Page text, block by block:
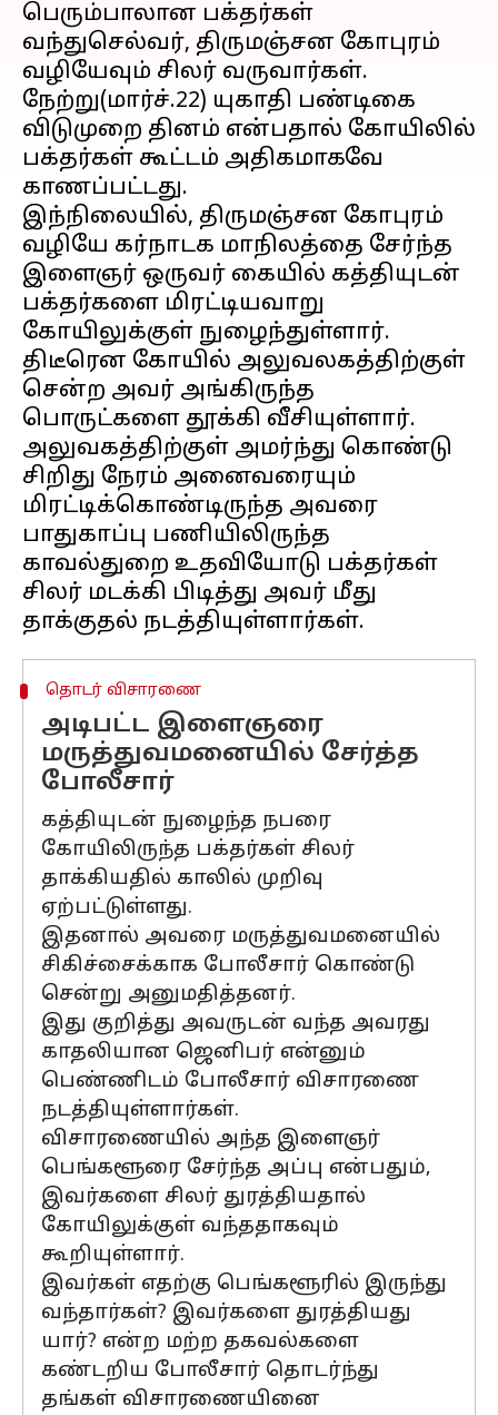
பெரும்பாலான பக்தர்கள்
வந்துசெல்வர், திருமஞ்சன கோபுரம்
வழியேவும் சிலர் வருவார்கள்.
நேற்று(மார்ச்.22) யுகாதி பண்டிகை
விடுமுறை தினம் என்பதால் கோயிலில்
பக்தர்கள் கூட்டம் அதிகமாகவே
காணப்பட்டது.
இந்நிலையில், திருமஞ்சன கோபுரம்
வழியே கர்நாடக மாநிலத்தை சேர்ந்த
இளைஞர் ஒருவர் கையில் கத்தியுடன்
பக்தர்களை மிரட்டியவாறு
கோயிலுக்குள் நுழைந்துள்ளார்.
திடீரென கோயில் அலுவலகத்திற்குள்
சென்ற அவர் அங்கிருந்த
பொருட்களை தூக்கி வீசியுள்ளார்.
அலுவகத்திற்குள் அமர்ந்து கொண்டு
சிறிது நேரம் அனைவரையும்
மிரட்டிக்கொண்டிருந்த அவரை
பாதுகாப்பு பணியிலிருந்த
காவல்துறை உதவியோடு பக்தர்கள்
சிலர் மடக்கி பிடித்து அவர் மீது
தொடர் விசாரணை
அடிபட்ட இளைஞரை
மருத்துவமனையில் சேர்த்த
போலீசார்
கத்தியுடன் நுழைந்த நபரை
கோயிலிருந்த பக்தர்கள் சிலர்
தாக்கியதில் காலில் முறிவு
ஏற்பட்டுள்ளது.
இதனால் அவரை மருத்துவமனையில்
சிகிச்சைக்காக போலீசார் கொண்டு
சென்று அனுமதித்தனர்.
இது குறித்து அவருடன் வந்த அவரது
காதலியான ஜெனிபர் என்னும்
பெண்ணிடம் போலீசார் விசாரணை
நடத்தியுள்ளார்கள்.
விசாரணையில் அந்த இளைஞர்
பெங்களூரை சேர்ந்த அப்பு என்பதும்,
இவர்களை சிலர் துரத்தியதால்
கோயிலுக்குள் வந்ததாகவும்
கூறியுள்ளார்.
இவர்கள் எதற்கு பெங்களூரில் இருந்து
வந்தார்கள்? இவர்களை துரத்தியது
யார்? என்ற மற்ற தகவல்களை
கண்டறிய போலீசார் தொடர்ந்து
தங்கள் விசாரணையினை